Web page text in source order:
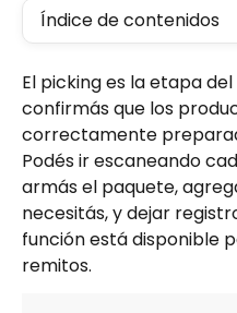
Índice de contenidos
El picking es la etapa
confirmás que los
correctamente
Podés ir escaneando
armás el paquete,
necesitás, y dejar
función está disponible
remitos.